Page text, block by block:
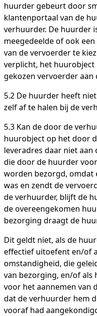
huurder gebeurt door
klantenportaal van de
verhuurder. De huurder
meegedeelde of ook
van de vervoerder te
verplicht, het
gekozen vervoerder
5.2 De huurder heeft
zelf af te halen bij de
5.3 Kan de door de
huurobject op het door
leveradres daar niet
die door de huurder
worden bezorgd, omdat
was en zendt de
de verhuurder, blijft de
de overeengekomen
bezorging draagt de
Dit geldt niet, als de
effectief uitoefent en/of
omstandigheid, die
van bezorging, en/of als
voor het aannemen van
dat de verhuurder hem
vooraf had